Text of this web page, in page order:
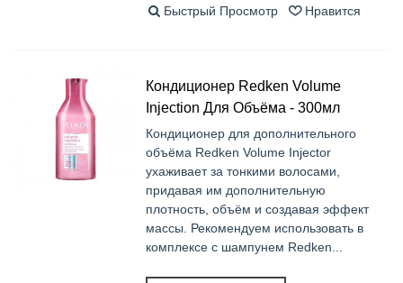
Быстрый Просмотр Нравится
Кондиционер Redken Volume
Injection Для Объёма - 300мл
Кондиционер для дополнительного
объёма Redken Volume Injector
ухаживает за тонкими волосами,
придавая им дополнительную
плотность, объём и создавая эффект
массы. Рекомендуем использовать в
комплексе с шампунем Redken...